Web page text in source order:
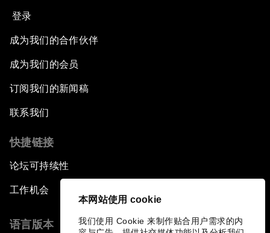
本网站使用 cookie
我们使用 Cookie 来制作贴合用户需求的内
登录
成为我们的合作伙伴
成为我们的会员
订阅我们的新闻稿
联系我们
快捷链接
论坛可持续性
工作机会
语言版本